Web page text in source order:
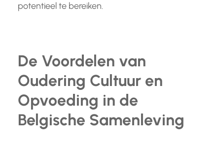
potentieel te bereiken.
De Voordelen van
Oudering Cultuur en
Opvoeding in de
Belgische Samenleving